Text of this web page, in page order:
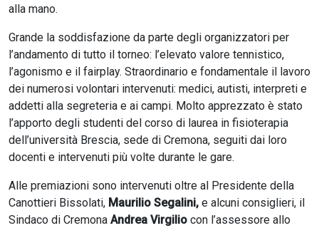
alla mano.
Grande la soddisfazione da parte degli organizzatori per
l’andamento di tutto il torneo: l’elevato valore tennistico,
l’agonismo e il fairplay. Straordinario e fondamentale il lavoro
dei numerosi volontari intervenuti: medici, autisti, interpreti e
addetti alla segreteria e ai campi. Molto apprezzato è stato
l’apporto degli studenti del corso di laurea in fisioterapia
dell’università Brescia, sede di Cremona, seguiti dai loro
docenti e intervenuti più volte durante le gare.
Alle premiazioni sono intervenuti oltre al Presidente della
Canottieri Bissolati, Maurilio Segalini, e alcuni consiglieri, il
Sindaco di Cremona Andrea Virgilio con l’assessore allo